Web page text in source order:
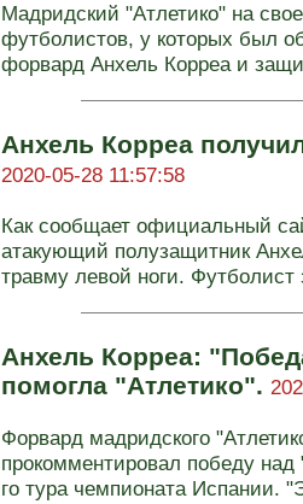
Мадридский "Атлетико" на
футболистов, у которых был
форвард Анхель Корреа и
Анхель Корреа
2020-05-28 11:57:58
Как сообщает официальный
атакующий полузащитник
травму левой ноги. Футболист
Анхель Корреа:
помогла "Атлетико".
Форвард мадридского
прокомментировал победу
го тура чемпионата Испании.